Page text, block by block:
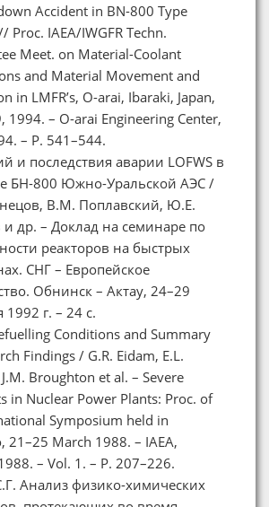
Accident in BN-800 Type
Proc. IAEA/IWGFR Techn.
Meet. on Material-Coolant
and Material Movement and
in LMFR’s, O-arai, Ibaraki, Japan,
1994. – O-arai Engineering Center,
– P. 541–544.
и последствия аварии LOFWS в
БН-800 Южно-Уральской АЭС /
В.М. Поплавский, Ю.Е.
др. – Доклад на семинаре по
реакторов на быстрых
СНГ – Европейское
Обнинск – Актау, 24–29
1992 г. – 24 с.
Conditions and Summary
Findings / G.R. Eidam, E.L.
Broughton et al. – Severe
in Nuclear Power Plants: Proc. of
Symposium held in
21–25 March 1988. – IAEA,
– Vol. 1. – P. 207–226.
Анализ физико-химических